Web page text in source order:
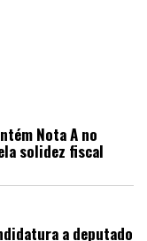
Nota A no
solidez fiscal
a deputado